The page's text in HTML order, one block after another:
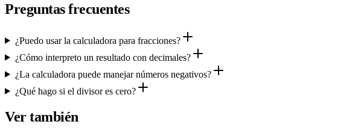
Preguntas frecuentes
¿Puedo usar la calculadora para fracciones?
¿Cómo interpreto un resultado con decimales?
¿La calculadora puede manejar números negativos?
¿Qué hago si el divisor es cero?
Ver también